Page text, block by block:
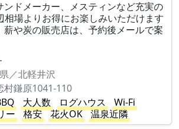
ンドメーカー、メスティンなど充実の
相場よりお得にお楽しみいただけます
薪や炭の販売店は、予約後メールで案
／北軽井沢
村鎌原1041-110
大人数 ログハウス
Wi-Fi
ー
格安 花火OK
温泉近隣